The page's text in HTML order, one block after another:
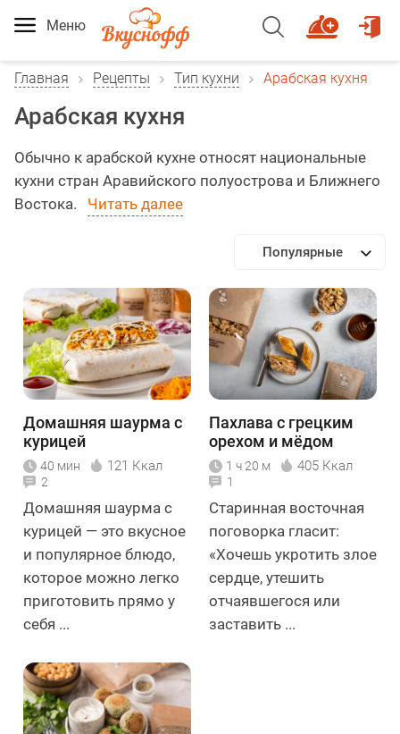
Меню
Главная Рецепты Тип кухни Арабская кухня
Арабская кухня
Обычно к арабской кухне относят национальные
кухни стран Аравийского полуострова и Ближнего
Востока.
Читать далее
Популярные
Домашняя шаурма с
курицей
40 мин 121 Ккал
2
Домашняя шаурма с
курицей — это вкусное
и популярное блюдо,
которое можно легко
приготовить прямо у
себя ...
Пахлава с грецким
орехом и мёдом
1 ч 20 м 405 Ккал
1
Старинная восточная
поговорка гласит:
«Хочешь укротить злое
сердце, утешить
отчаявшегося или
заставить ...